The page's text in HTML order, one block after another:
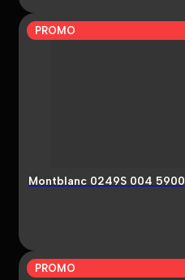
PROMO
Montblanc 0249S 004 5900
PROMO